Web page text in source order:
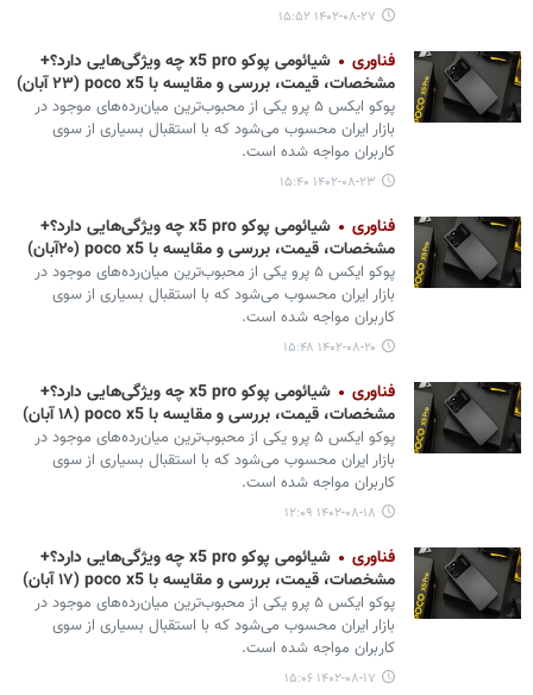
۱۴۰۲-۰۸-۲۷ ۱۵:۵۲
فناوری
شیائومی پوکو x5 pro چه ویژگی‌هایی دارد؟+
مشخصات، قیمت، بررسی و مقایسه با poco x5 (۲۳ آبان)
پوکو ایکس ۵ پرو یکی از محبوب‌ترین میان‌رده‌های موجود در
بازار ایران محسوب می‌شود که با استقبال بسیاری از سوی
کاربران مواجه شده است.
۱۴۰۲-۰۸-۲۳ ۱۵:۴۰
فناوری
شیائومی پوکو x5 pro چه ویژگی‌هایی دارد؟+
مشخصات، قیمت، بررسی و مقایسه با poco x5 (۲۰آبان)
پوکو ایکس ۵ پرو یکی از محبوب‌ترین میان‌رده‌های موجود در
بازار ایران محسوب می‌شود که با استقبال بسیاری از سوی
کاربران مواجه شده است.
۱۴۰۲-۰۸-۲۰ ۱۵:۴۸
فناوری
شیائومی پوکو x5 pro چه ویژگی‌هایی دارد؟+
مشخصات، قیمت، بررسی و مقایسه با poco x5 (۱۸ آبان)
پوکو ایکس ۵ پرو یکی از محبوب‌ترین میان‌رده‌های موجود در
بازار ایران محسوب می‌شود که با استقبال بسیاری از سوی
کاربران مواجه شده است.
۱۴۰۲-۰۸-۱۸ ۱۲:۰۹
فناوری
شیائومی پوکو x5 pro چه ویژگی‌هایی دارد؟+
مشخصات، قیمت، بررسی و مقایسه با poco x5 (۱۷ آبان)
پوکو ایکس ۵ پرو یکی از محبوب‌ترین میان‌رده‌های موجود در
بازار ایران محسوب می‌شود که با استقبال بسیاری از سوی
کاربران مواجه شده است.
۱۴۰۲-۰۸-۱۷ ۱۵:۰۶